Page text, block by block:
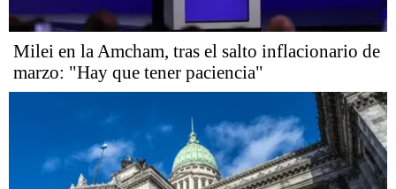
Milei en la Amcham, tras el salto inflacionario de
marzo: "Hay que tener paciencia"